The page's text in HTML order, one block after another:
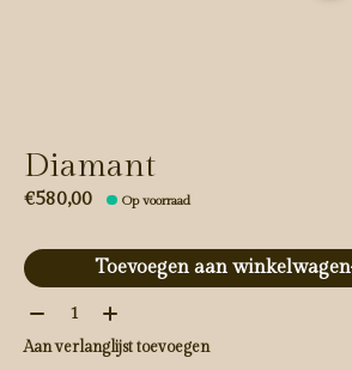
Diamant
€580,00 Op voorraad
Toevoegen aan winkelwagen
Aantal:
Aan verlanglijst toevoegen